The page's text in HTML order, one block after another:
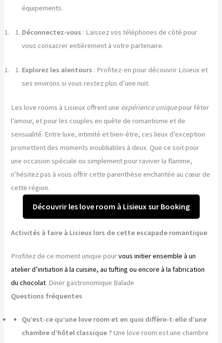
équipements.
Déconnectez-vous : Laissez vos téléphones de côté pour
vous consacrer entièrement à votre partenaire.
Explorez les alentours : Profitez-en pour découvrir Lisieux et
ses environs si vous restez plus d’une nuit.
Les love rooms à Lisieux offrent une expérience uniquepour fêter
l’amour, et pour les couples en quête de romantisme et de
sensualité. Entre luxe, intimité et bien-être, ces lieux d’exception
promettent des moments inoubliables à deux. Que ce soit pour
une occasion spéciale ou simplement pour raviver la flamme,
n’hésitez pas à vous offrir cette parenthèse enchantée au cœur de
cette région.
Découvrir les love room à Lisieux sur Booking
Activités à faire à Lisieux lors de cette escapade romantique
Profitez de ce moment unique pourvous initier ensemble à un
atelier d’initiation à la cuisine, au tufting ou encore à la fabrication
du chocolat. Diner gastronomique Balade
Questions fréquentes
Qu’est-ce qu’une love room et en quoi diffère-t-elle d’une
chambre d’hôtel classique ? Une love room est une chambre